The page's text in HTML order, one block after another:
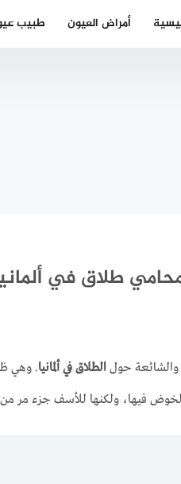
أمراض العيون طبيب
طلاق في
والشائعة حول الطلاق في ألمانيا. وهي
فيها، ولكنها للأسف جزء مر من